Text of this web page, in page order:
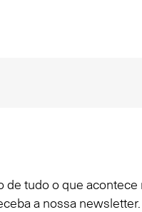
de tudo o que acontece
a nossa newsletter.